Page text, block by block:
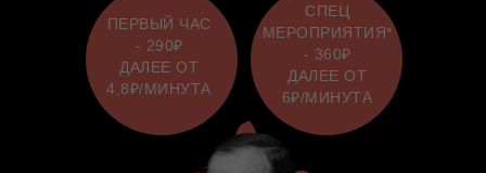
ПЕРВЫЙ ЧАС
- 290₽
ДАЛЕЕ ОТ
4,8₽/МИНУТА
СПЕЦ
МЕРОПРИЯТИЯ*
- 360₽
ДАЛЕЕ ОТ
6₽/МИНУТА